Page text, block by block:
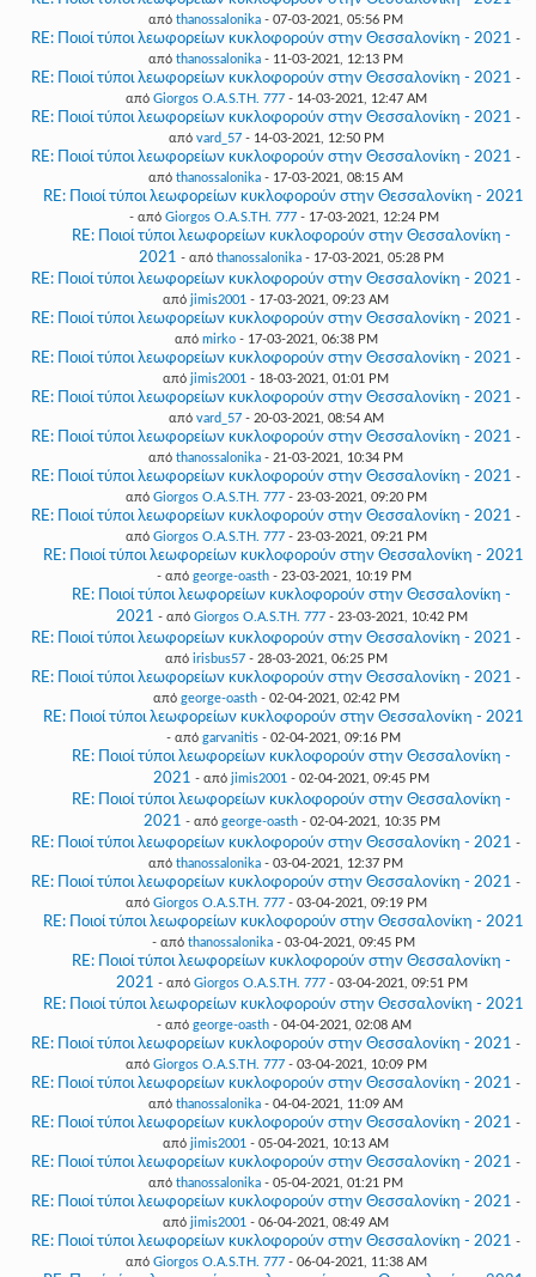
από thanossalonika - 07-03-2021, 05:56 PM
RE: Ποιοί τύποι λεωφορείων κυκλοφορούν στην Θεσσαλονίκη - 2021 -
από thanossalonika - 11-03-2021, 12:13 PM
RE: Ποιοί τύποι λεωφορείων κυκλοφορούν στην Θεσσαλονίκη - 2021 -
από Giorgos O.A.S.TH. 777- 14-03-2021, 12:47 AM
RE: Ποιοί τύποι λεωφορείων κυκλοφορούν στην Θεσσαλονίκη - 2021 -
από vard_57- 14-03-2021, 12:50 PM
RE: Ποιοί τύποι λεωφορείων κυκλοφορούν στην Θεσσαλονίκη - 2021 -
από thanossalonika - 17-03-2021, 08:15 AM
RE: Ποιοί τύποι λεωφορείων κυκλοφορούν στην Θεσσαλονίκη - 2021
- από Giorgos O.A.S.TH. 777- 17-03-2021, 12:24 PM
RE: Ποιοί τύποι λεωφορείων κυκλοφορούν στην Θεσσαλονίκη -
2021 - από thanossalonika - 17-03-2021, 05:28 PM
RE: Ποιοί τύποι λεωφορείων κυκλοφορούν στην Θεσσαλονίκη - 2021 -
από jimis2001 - 17-03-2021, 09:23 AM
RE: Ποιοί τύποι λεωφορείων κυκλοφορούν στην Θεσσαλονίκη - 2021 -
από mirko- 17-03-2021, 06:38 PM
RE: Ποιοί τύποι λεωφορείων κυκλοφορούν στην Θεσσαλονίκη - 2021 -
από jimis2001 - 18-03-2021, 01:01 PM
RE: Ποιοί τύποι λεωφορείων κυκλοφορούν στην Θεσσαλονίκη - 2021 -
από vard_57- 20-03-2021, 08:54 AM
RE: Ποιοί τύποι λεωφορείων κυκλοφορούν στην Θεσσαλονίκη - 2021 -
από thanossalonika - 21-03-2021, 10:34 PM
RE: Ποιοί τύποι λεωφορείων κυκλοφορούν στην Θεσσαλονίκη - 2021 -
από Giorgos O.A.S.TH. 777- 23-03-2021, 09:20 PM
RE: Ποιοί τύποι λεωφορείων κυκλοφορούν στην Θεσσαλονίκη - 2021 -
από Giorgos O.A.S.TH. 777- 23-03-2021, 09:21 PM
RE: Ποιοί τύποι λεωφορείων κυκλοφορούν στην Θεσσαλονίκη - 2021
- από george-oasth- 23-03-2021, 10:19 PM
RE: Ποιοί τύποι λεωφορείων κυκλοφορούν στην Θεσσαλονίκη -
2021 - από Giorgos O.A.S.TH. 777- 23-03-2021, 10:42 PM
RE: Ποιοί τύποι λεωφορείων κυκλοφορούν στην Θεσσαλονίκη - 2021 -
από irisbus57- 28-03-2021, 06:25 PM
RE: Ποιοί τύποι λεωφορείων κυκλοφορούν στην Θεσσαλονίκη - 2021 -
από george-oasth- 02-04-2021, 02:42 PM
RE: Ποιοί τύποι λεωφορείων κυκλοφορούν στην Θεσσαλονίκη - 2021
- από garvanitis - 02-04-2021, 09:16 PM
RE: Ποιοί τύποι λεωφορείων κυκλοφορούν στην Θεσσαλονίκη -
2021 - από jimis2001 - 02-04-2021, 09:45 PM
RE: Ποιοί τύποι λεωφορείων κυκλοφορούν στην Θεσσαλονίκη -
2021 - από george-oasth- 02-04-2021, 10:35 PM
RE: Ποιοί τύποι λεωφορείων κυκλοφορούν στην Θεσσαλονίκη - 2021 -
από thanossalonika - 03-04-2021, 12:37 PM
RE: Ποιοί τύποι λεωφορείων κυκλοφορούν στην Θεσσαλονίκη - 2021 -
από Giorgos O.A.S.TH. 777- 03-04-2021, 09:19 PM
RE: Ποιοί τύποι λεωφορείων κυκλοφορούν στην Θεσσαλονίκη - 2021
- από thanossalonika - 03-04-2021, 09:45 PM
RE: Ποιοί τύποι λεωφορείων κυκλοφορούν στην Θεσσαλονίκη -
2021 - από Giorgos O.A.S.TH. 777- 03-04-2021, 09:51 PM
RE: Ποιοί τύποι λεωφορείων κυκλοφορούν στην Θεσσαλονίκη - 2021
- από george-oasth- 04-04-2021, 02:08 AM
RE: Ποιοί τύποι λεωφορείων κυκλοφορούν στην Θεσσαλονίκη - 2021 -
από Giorgos O.A.S.TH. 777- 03-04-2021, 10:09 PM
RE: Ποιοί τύποι λεωφορείων κυκλοφορούν στην Θεσσαλονίκη - 2021 -
από thanossalonika - 04-04-2021, 11:09 AM
RE: Ποιοί τύποι λεωφορείων κυκλοφορούν στην Θεσσαλονίκη - 2021 -
από jimis2001 - 05-04-2021, 10:13 AM
RE: Ποιοί τύποι λεωφορείων κυκλοφορούν στην Θεσσαλονίκη - 2021 -
από thanossalonika - 05-04-2021, 01:21 PM
RE: Ποιοί τύποι λεωφορείων κυκλοφορούν στην Θεσσαλονίκη - 2021 -
από jimis2001 - 06-04-2021, 08:49 AM
RE: Ποιοί τύποι λεωφορείων κυκλοφορούν στην Θεσσαλονίκη - 2021 -
από Giorgos O.A.S.TH. 777- 06-04-2021, 11:38 AM